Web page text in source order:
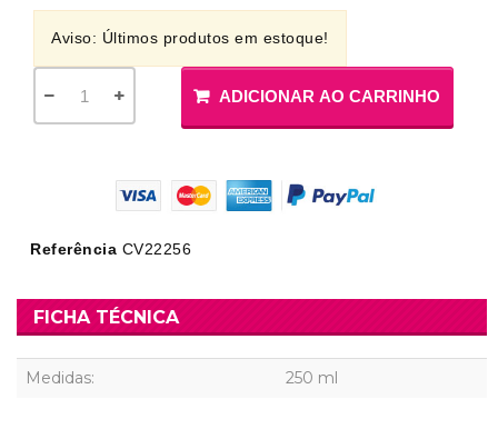
Aviso: Últimos produtos em estoque!
ADICIONAR AO CARRINHO
Referência CV22256
FICHA TÉCNICA
Medidas: 250 ml